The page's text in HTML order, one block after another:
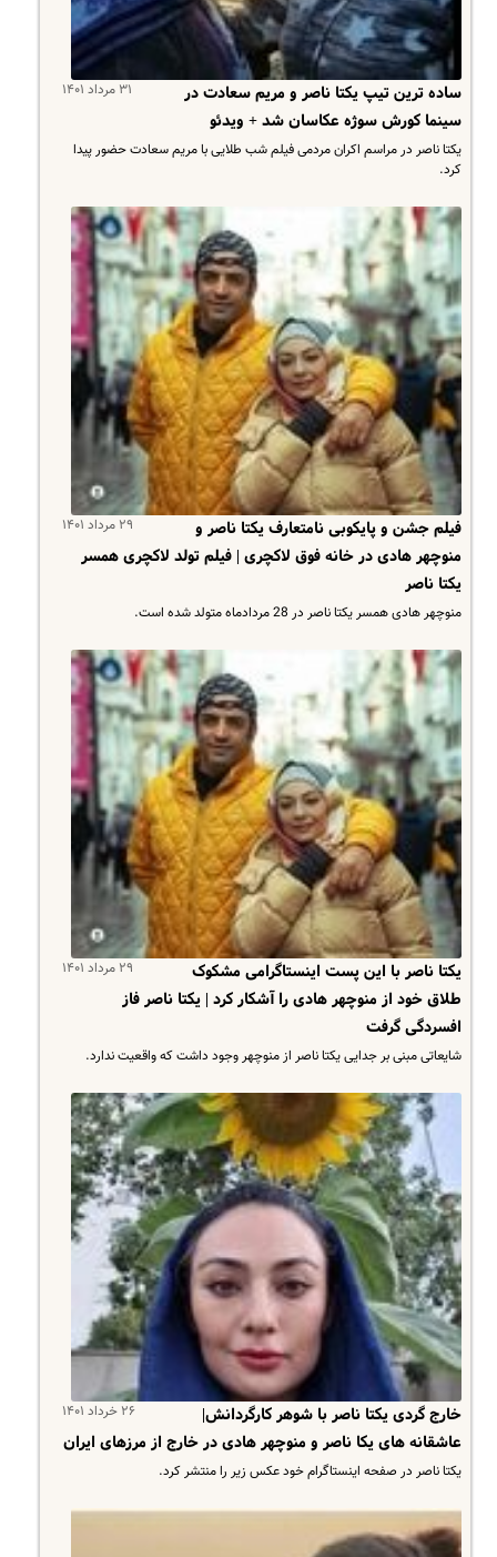
۳۱ مرداد ۱۴۰۱
ساده ترین تیپ یکتا ناصر و مریم سعادت در
سینما کورش سوژه عکاسان شد + ویدئو
یکتا ناصر در مراسم اکران مردمی فیلم شب طلایی با مریم سعادت حضور پیدا
کرد.
۲۹ مرداد ۱۴۰۱
فیلم جشن و پایکوبی نامتعارف یکتا ناصر و
منوچهر هادی در خانه فوق لاکچری | فیلم تولد لاکچری همسر
یکتا ناصر
منوچهر هادی همسر یکتا ناصر در 28 مردادماه متولد شده است.
۲۹ مرداد ۱۴۰۱
یکتا ناصر با این پست اینستاگرامی مشکوک
طلاق خود از منوچهر هادی را آشکار کرد | یکتا ناصر فاز
افسردگی گرفت
شایعاتی مبنی بر جدایی یکتا ناصر از منوچهر وجود داشت که واقعیت ندارد.
۲۶ خرداد ۱۴۰۱
خارج گردی یکتا ناصر با شوهر کارگردانش|
عاشقانه های یکا ناصر و منوچهر هادی در خارج از مرزهای ایران
یکتا ناصر در صفحه اینستاگرام خود عکس زیر را منتشر کرد.